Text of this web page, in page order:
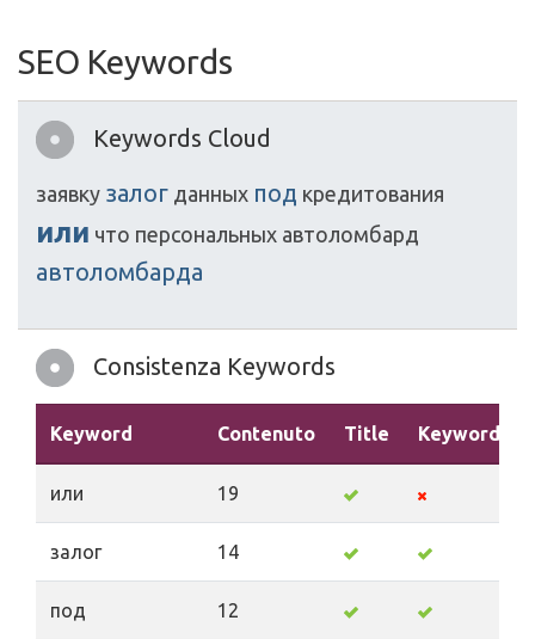
SEO Keywords
Keywords Cloud
заявку залог данных под кредитования
или что персональных автоломбард
автоломбарда
Consistenza Keywords
Keyword Contenuto Title Keywords
или 19
залог 14
под 12